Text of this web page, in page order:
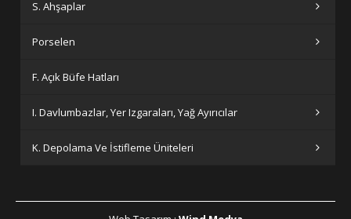
S. Ahşaplar
Porselen
F. Açık Büfe Hatları
I. Davlumbazlar, Yer Izgaraları, Yağ Ayırıcılar
K. Depolama Ve İstifleme Üniteleri